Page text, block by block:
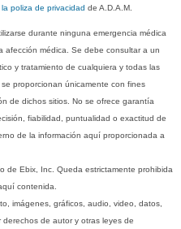
la poliza de privacidad de A.D.A.M.
durante ninguna emergencia médica
afección médica. Se debe consultar a un
y tratamiento de cualquiera y todas las
proporcionan únicamente con fines
de dichos sitios. No se ofrece garantía
fiabilidad, puntualidad o exactitud de
de la información aquí proporcionada a
de Ebix, Inc. Queda estrictamente prohibida
contenida.
imágenes, gráficos, audio, video, datos,
de autor y otras leyes de